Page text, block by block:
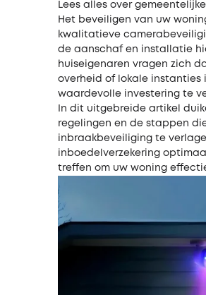
Lees alles over
Het beveiligen van uw
kwalitatieve
de aanschaf en installatie
huiseigenaren vragen zich
overheid of lokale instanties
waardevolle investering te
In dit uitgebreide artikel
regelingen en de stappen
inbraakbeveiliging te
inboedelverzekering
treffen om uw woning